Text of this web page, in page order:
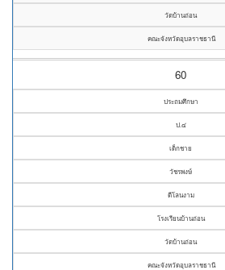
วัดบ้านถ่อน
คณะจังหวัดอุบลราชธานี
60
ประถมศึกษา
ป.๔
เด็กชาย
วัชรพงษ์
ดีโลนงาม
โรงเรียนบ้านถ่อน
วัดบ้านถ่อน
คณะจังหวัดอุบลราชธานี